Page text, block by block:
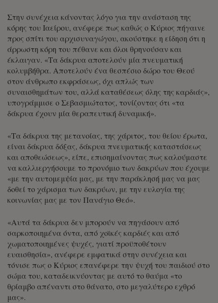
Στην συνέχεια κάνοντας λόγο για την ανάσταση της
κόρης του Ιαείρου, ανέφερε πως καθώς ο Κύριος πήγαινε
προς σπίτι του αρχισυναγώγου, ακούστηκε η είδηση ότι η
άρρωστη κόρη του πέθανε και όλοι θρηνούσαν και
έκλαιγαν. «Τα δάκρυα αποτελούν μία πνευματική
κολυμβήθρα. Αποτελούν ένα θεσπέσιο δώρο του Θεού
στον άνθρωπο εκφράσεως, όχι απλώς των
συναισθημάτων του, αλλά καταθέσεως όλης της καρδιάς»,
υπογράμμισε ο Σεβασμιώτατος, τονίζοντας ότι «τα
δάκρυα έχουν μία θεραπευτική δυναμική».
«Τα δάκρυα της μετανοίας, της χάριτος, του θείου έρωτα,
είναι δάκρυα δόξας, δάκρυα πνευματικής καταστάσεως
και αποθεώσεως», είπε, επισημαίνοντας πως καλούμαστε
να καλλιεργήσουμε το προνόμιο των δακρύων που έχουμε
«με την αυτομεμψία μας, με την παράκλησή μας να μας
δοθεί το χάρισμα των δακρύων, με την ευλογία της
κοινωνίας μας με τον Πανάγιο Θεό».
«Αυτά τα δάκρυα δεν μπορούν να πηγάσουν από
σαρκοποιημένα όντα, από χοϊκές καρδιές και από
χωματοποιημένες ψυχές, γιατί προϋποθέτουν
ευαισθησία», ανέφερε εμφατικά στην συνέχεια και
τόνισε πως ο Κύριος επανέφερε την ψυχή του παιδιού στο
σώμα του, καταδεικνύοντας με αυτό το θαύμα «το
θρίαμβο απέναντι στο θάνατο, στο μεγαλύτερο εχθρό
μας».